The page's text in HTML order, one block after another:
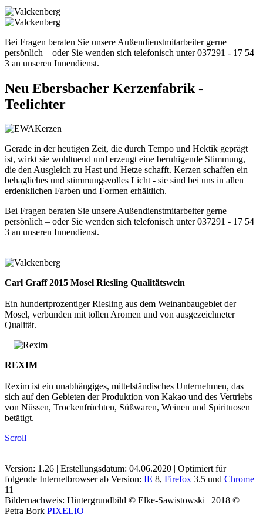
Bei Fragen beraten Sie unsere Außendienstmitarbeiter gerne
persönlich – oder Sie wenden sich telefonisch unter 037291 - 17 54
3 an unseren Innendienst.
Neu Ebersbacher Kerzenfabrik -
Teelichter
Gerade in der heutigen Zeit, die durch Tempo und Hektik geprägt
ist, wirkt sie wohltuend und erzeugt eine beruhigende Stimmung,
die den Ausgleich zu Hast und Hetze schafft. Kerzen schaffen ein
behagliches und stimmungsvolles Licht - sie sind bei uns in allen
erdenklichen Farben und Formen erhältlich.
Bei Fragen beraten Sie unsere Außendienstmitarbeiter gerne
persönlich – oder Sie wenden sich telefonisch unter 037291 - 17 54
3 an unseren Innendienst.
Carl Graff 2015 Mosel Riesling Qualitätswein
Ein hundertprozentiger Riesling aus dem Weinanbaugebiet der
Mosel, verbunden mit tollen Aromen und von ausgezeichneter
Qualität.
REXIM
Rexim ist ein unabhängiges, mittelständisches Unternehmen, das
sich auf den Gebieten der Produktion von Kakao und des Vertriebs
von Nüssen, Trockenfrüchten, Süßwaren, Weinen und Spirituosen
betätigt.
Scroll
Version: 1.26 | Erstellungsdatum: 04.06.2020 | Optimiert für
folgende Internetbrowser ab Version: IE 8, Firefox 3.5 und Chrome
11
Bildernachweis: Hintergrundbild © Elke-Sawistowski | 2018 ©
Petra Bork PIXELIO